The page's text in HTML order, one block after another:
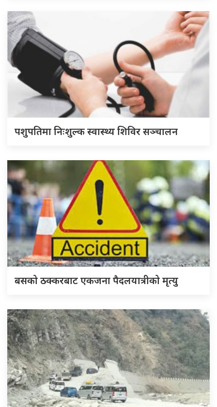
पशुपतिमा निःशुल्क स्वास्थ्य शिविर सञ्चालन
बसको ठक्करबाट एकजना पैदलयात्रीको मृत्यु